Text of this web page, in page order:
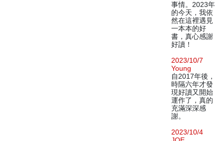
事情。2023年
的今天，我依
然在這裡遇見
一本本的好
書，真心感謝
好讀！
2023/10/7
Young
自2017年後，
時隔六年才發
現好讀又開始
運作了，真的
充滿深深感
謝。
2023/10/4